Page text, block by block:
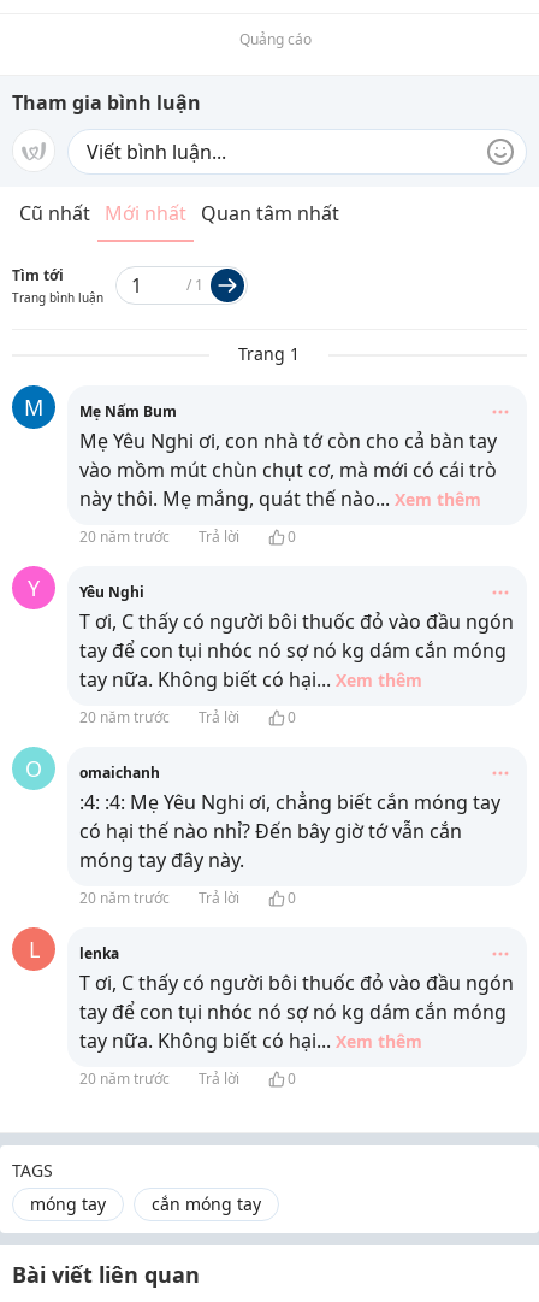
Quảng cáo
Tham gia bình luận
Cũ nhất Mới nhất Quan tâm nhất
Tìm tới
Trang bình luận
/ 1
Trang 1
M Mẹ Nấm Bum
Mẹ Yêu Nghi ơi, con nhà tớ còn cho cả bàn tay
vào mồm mút chùn chụt cơ, mà mới có cái trò
này thôi. Mẹ mắng, quát thế nào... Xem thêm
20 năm trước Trả lời 0
Y Yêu Nghi
T ơi, C thấy có người bôi thuốc đỏ vào đầu ngón
tay để con tụi nhóc nó sợ nó kg dám cắn móng
tay nữa. Không biết có hại... Xem thêm
20 năm trước Trả lời 0
O omaichanh
:4: :4: Mẹ Yêu Nghi ơi, chẳng biết cắn móng tay
có hại thế nào nhỉ? Đến bây giờ tớ vẫn cắn
móng tay đây này.
20 năm trước Trả lời 0
L lenka
T ơi, C thấy có người bôi thuốc đỏ vào đầu ngón
tay để con tụi nhóc nó sợ nó kg dám cắn móng
tay nữa. Không biết có hại... Xem thêm
20 năm trước Trả lời 0
TAGS
móng tay
cắn móng tay
Bài viết liên quan